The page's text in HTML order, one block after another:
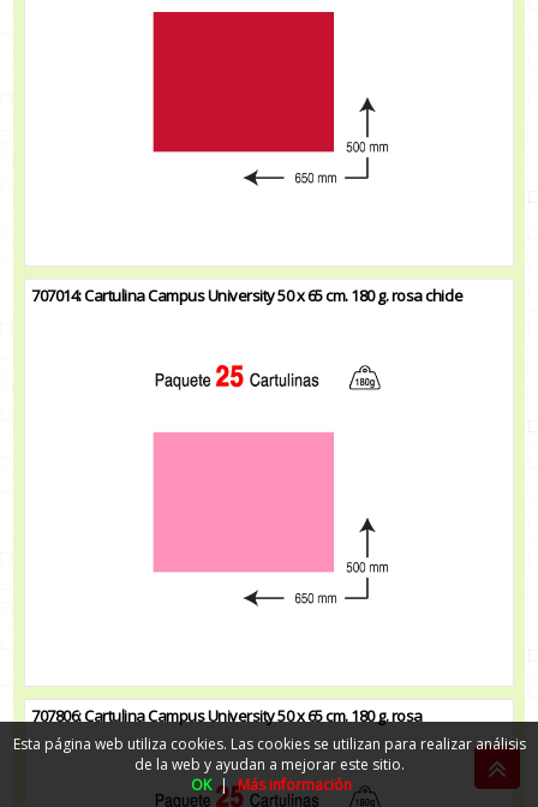
707014: Cartulina Campus University 50 x 65 cm. 180 g. rosa chicle
707806: Cartulina Campus University 50 x 65 cm. 180 g. rosa
Esta página web utiliza cookies. Las cookies se utilizan para realizar análisis
de la web y ayudan a mejorar este sitio.
OK | Más información